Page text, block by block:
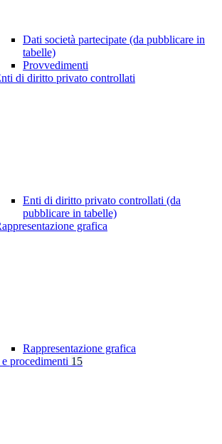
Dati società partecipate (da pubblicare in
tabelle)
Provvedimenti
di diritto privato controllati
Enti di diritto privato controllati (da
pubblicare in tabelle)
grafica
Rappresentazione grafica
procedimenti 15